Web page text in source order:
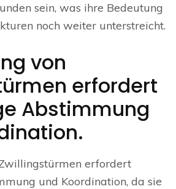
sein, was ihre Bedeutung
noch weiter unterstreicht.
von
erfordert
Abstimmung
erfordert
und Koordination, da sie